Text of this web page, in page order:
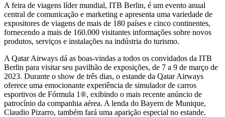
A feira de viagens líder mundial, ITB Berlin, é um evento anual
central de comunicação e marketing e apresenta uma variedade de
expositores de viagens de mais de 180 países e cinco continentes,
fornecendo a mais de 160.000 visitantes informações sobre novos
produtos, serviços e instalações na indústria do turismo.
A Qatar Airways dá as boas-vindas a todos os convidados da ITB
Berlin para visitar seu pavilhão de exposições, de 7 a 9 de março de
2023. Durante o show de três dias, o estande da Qatar Airways
oferece uma emocionante experiência de simulador de carros
esportivos de Fórmula 1®, exibindo o mais recente anúncio de
patrocínio da companhia aérea. A lenda do Bayern de Munique,
Claudio Pizarro, também fará uma aparição especial no estande.